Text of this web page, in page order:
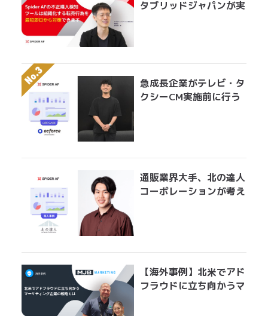
タブリッドジャパンが実
急成長企業がテレビ・タ
クシーCM実施前に行う
通販業界大手、北の達人
コーポレーションが考え
【海外事例】北米でアド
フラウドに立ち向かうマ